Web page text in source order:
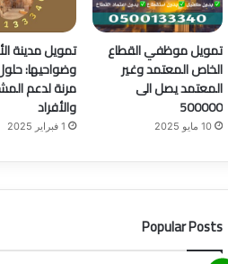
تمويل موظفي القطاع
الخاص المعتمد وغير
المعتمد يصل الى
500000
10 مايو 2025
تمويل مدينة
وضواحيها:
مرنة لدعم
والأفراد
1 فبراير 2025
Popular Posts